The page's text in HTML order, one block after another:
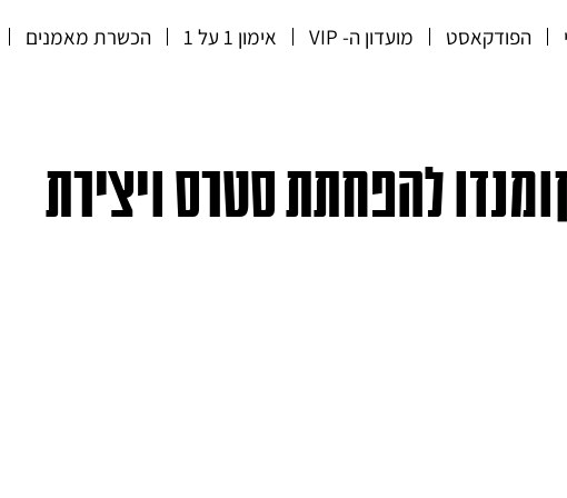
הפודקאסט מועדון ה- VIP אימון 1 על 1 הכשרת מאמנים
קומנדו להפחתת סטרס ויצירת